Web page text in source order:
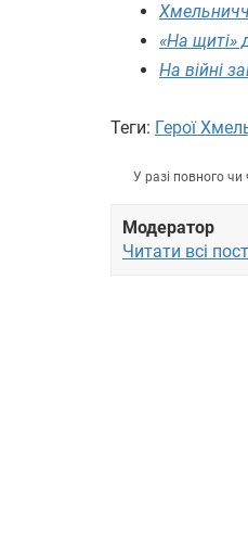
«На щиті»
На війні
Теги: Герої
У разі повного
Модератор
Читати всі